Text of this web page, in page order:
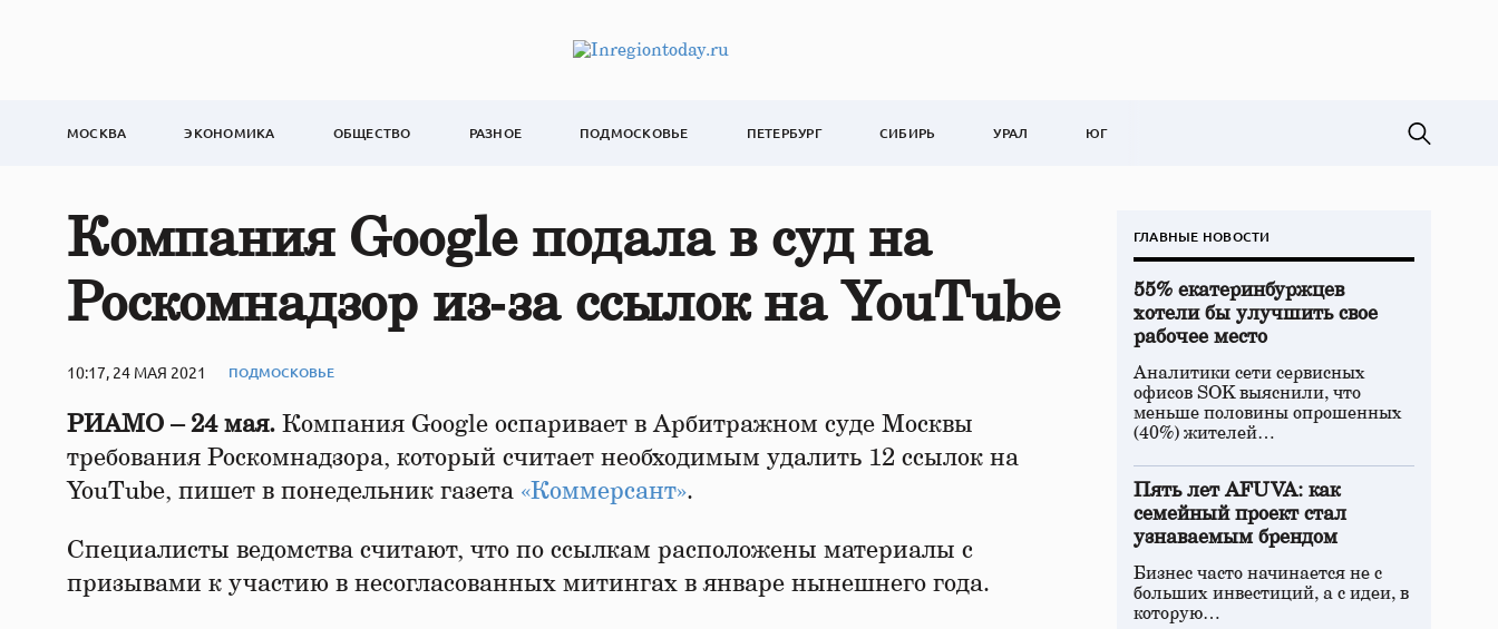
МОСКВА ЭКОНОМИКА ОБЩЕСТВО РАЗНОЕ ПОДМОСКОВЬЕ ПЕТЕРБУРГ СИБИРЬ УРАЛ ЮГ
Компания Google подала в суд на
Роскомнадзор из‑за ссылок на YouTube
10:17, 24 МАЯ 2021 ПОДМОСКОВЬЕ
РИАМО – 24 мая. Компания Google оспаривает в Арбитражном суде Москвы
требования Роскомнадзора, который считает необходимым удалить 12 ссылок на
YouTube, пишет в понедельник газета «Коммерсант».
Специалисты ведомства считают, что по ссылкам расположены материалы с
призывами к участию в несогласованных митингах в январе нынешнего года.
ГЛАВНЫЕ НОВОСТИ
55% екатеринбуржцев
хотели бы улучшить свое
рабочее место
Аналитики сети сервисных
офисов SOK выяснили, что
меньше половины опрошенных
(40%) жителей…
Пять лет AFUVA: как
семейный проект стал
узнаваемым брендом
Бизнес часто начинается не с
больших инвестиций, а с идеи, в
которую…